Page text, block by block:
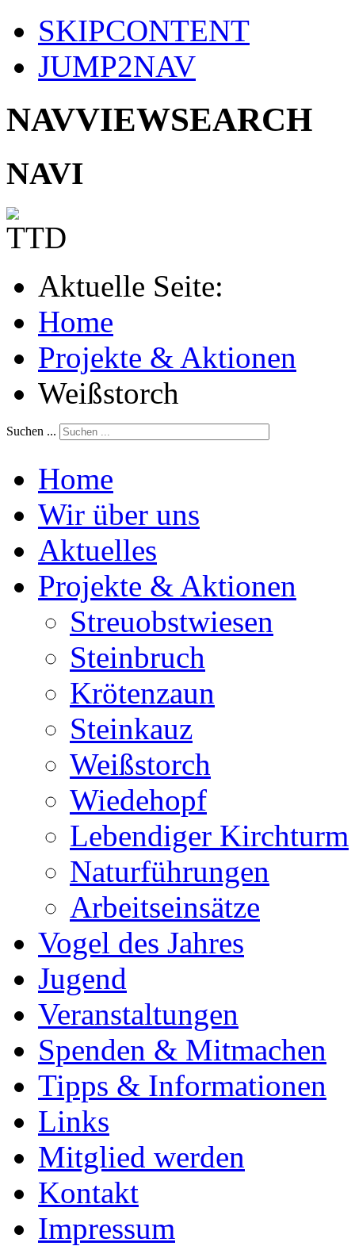
SKIPCONTENT
JUMP2NAV
NAVVIEWSEARCH
NAVI
Aktuelle Seite:
Home
Projekte & Aktionen
Weißstorch
Suchen ...
Home
Wir über uns
Aktuelles
Projekte & Aktionen
Streuobstwiesen
Steinbruch
Krötenzaun
Steinkauz
Weißstorch
Wiedehopf
Lebendiger Kirchturm
Naturführungen
Arbeitseinsätze
Vogel des Jahres
Jugend
Veranstaltungen
Spenden & Mitmachen
Tipps & Informationen
Links
Mitglied werden
Kontakt
Impressum